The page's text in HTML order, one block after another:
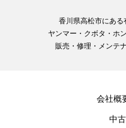
香川県高松市にあ
ヤンマー・クボタ・ホ
販売・修理・メンテ
会社概
中